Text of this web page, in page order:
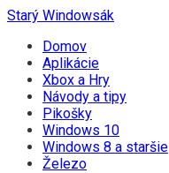
Starý Windowsák
Domov
Aplikácie
Xbox a Hry
Návody a tipy
Pikošky
Windows 10
Windows 8 a staršie
Železo